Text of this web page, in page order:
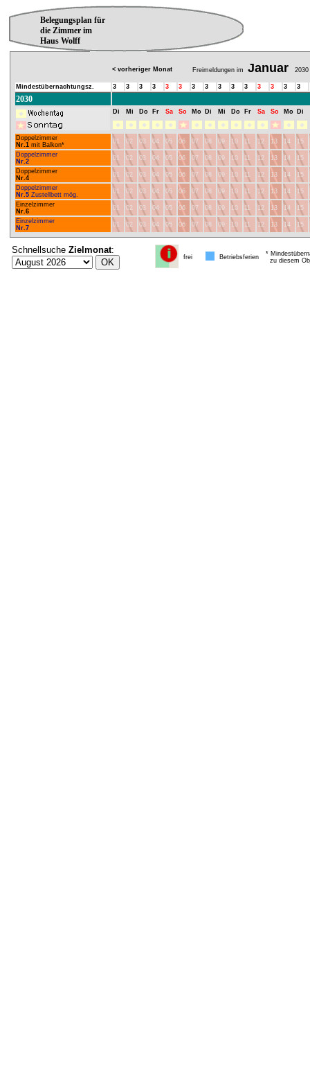
Belegungsplan für
die Zimmer im
Haus Wolff
< vorheriger Monat Freimeldungen im Januar 2030
Mindestübernachtungsz. 3 3 3 3 3 3 3 3 3 3 3 3 3 3 3
2030
Di Mi Do Fr Sa So Mo Di Mi Do Fr Sa So Mo Di
Doppelzimmer
Nr.1 mit Balkon* 01 02 03 04 05 06 07 08 09 10 11 12 13 14
15
Doppelzimmer
Nr.2
01 02 03 04 05 06 07 08 09 10 11 12 13 14
15
Doppelzimmer
Nr.4
01 02 03 04 05 06 07 08 09 10 11 12 13 14
15
Doppelzimmer
Nr.5 Zustellbett mög. 01 02 03 04 05 06 07 08 09 10 11 12 13 14
15
Einzelzimmer
Nr.6
01 02 03 04 05 06 07 08 09 10 11 12 13 14
15
Einzelzimmer
Nr.7
01 02 03 04 05 06 07 08 09 10 11 12 13 14 15
Schnellsuche Zielmonat:
frei Betriebsferien
*
zu diesem